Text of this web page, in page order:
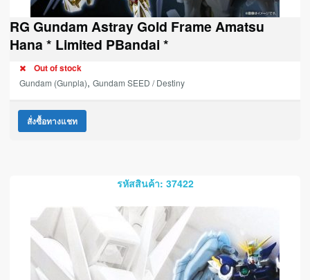
RG Gundam Astray Gold Frame Amatsu
Hana * Limited PBandai *
Out of stock
Gundam (Gunpla), Gundam SEED / Destiny
สั่งซื้อทางแชท
รหัสสินค้า: 37422